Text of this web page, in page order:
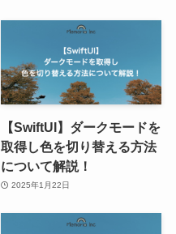
【SwiftUI】ダークモードを
取得し色を切り替える方法
について解説！
2025年1月22日